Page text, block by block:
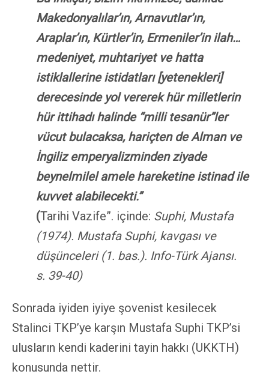
Makedonyalılar’ın, Arnavutlar’ın,
Araplar’ın, Kürtler’in, Ermeniler’in ilah…
medeniyet, muhtariyet ve hatta
istiklallerine istidatları [yetenekleri]
derecesinde yol vererek hür milletlerin
hür ittihadı halinde “milli tesanür”ler
vücut bulacaksa, hariçten de Alman ve
İngiliz emperyalizminden ziyade
beynelmilel amele hareketine istinad ile
kuvvet alabilecekti.”
(Tarihi Vazife”. içinde: Suphi, Mustafa
(1974). Mustafa Suphi, kavgası ve
düşünceleri (1. bas.). Info-Türk Ajansı.
s. 39-40)
Sonrada iyiden iyiye şovenist kesilecek
Stalinci TKP’ye karşın Mustafa Suphi TKP’si
ulusların kendi kaderini tayin hakkı (UKKTH)
konusunda nettir.